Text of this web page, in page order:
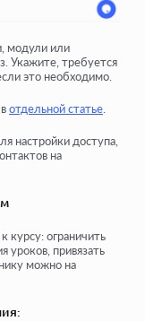
модули или
Укажите, требуется
это необходимо.
отдельной статье
настройки доступа,
на
курсу: ограничить
уроков, привязать
можно на